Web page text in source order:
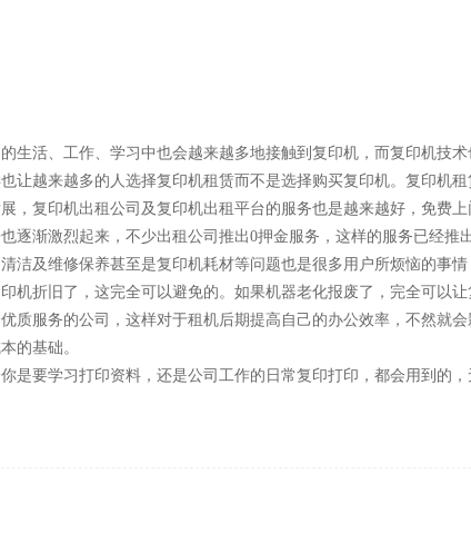
生活、工作、学习中也会越来越多地接触到复印机，而复印机技
让越来越多的人选择复印机租赁而不是选择购买复印机。复印机
，复印机出租公司及复印机出租平台的服务也是越来越好，免费上
逐渐激烈起来，不少出租公司推出0押金服务，这样的服务已经推
洁及维修保养甚至是复印机耗材等问题也是很多用户所烦恼的事
机折旧了，这完全可以避免的。如果机器老化报废了，完全可以
质服务的公司，这样对于租机后期提高自己的办公效率，不然就
的基础。
是要学习打印资料，还是公司工作的日常复印打印，都会用到的